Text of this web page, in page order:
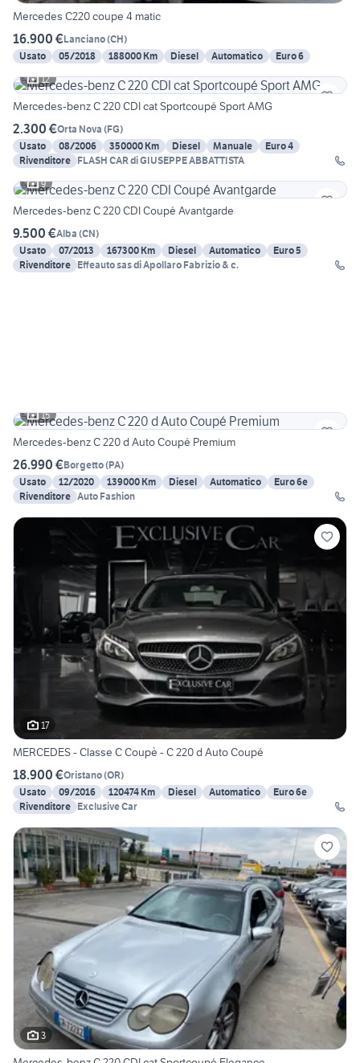
Mercedes C220 coupe 4 matic
16.900 €Lanciano(CH)
Usato
05/2018 188000 Km Diesel Automatico
Euro 6
12
Mercedes-benz C 220 CDI cat Sportcoupé Sport AMG
2.300 €Orta Nova (FG)
Usato
08/2006 350000 Km Diesel Manuale
Euro 4
Rivenditore FLASH CAR di GIUSEPPE ABBATTISTA
9
Mercedes-benz C 220 CDI Coupé Avantgarde
9.500 €Alba (CN)
Usato
07/2013 167300 Km Diesel Automatico
Euro 5
Rivenditore Effeauto sas di Apollaro Fabrizio & c.
15
Mercedes-benz C 220 d Auto Coupé Premium
26.990 €Borgetto(PA)
Usato
12/2020 139000 Km Diesel Automatico
Euro 6e
Rivenditore Auto Fashion
17
MERCEDES - Classe C Coupè - C 220 d Auto Coupé
18.900 €Oristano(OR)
Usato
09/2016 120474 Km Diesel Automatico
Euro 6e
Rivenditore Exclusive Car
3